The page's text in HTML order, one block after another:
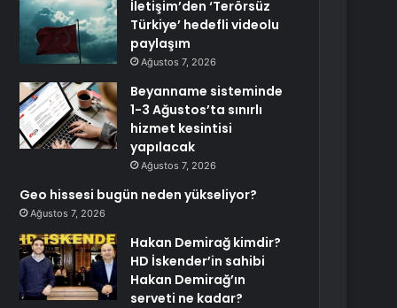
İletişim’den ‘Terörsüz
Türkiye’ hedefli videolu
paylaşım
Ağustos 7, 2026
Beyanname sisteminde
1-3 Ağustos’ta sınırlı
hizmet kesintisi
yapılacak
Ağustos 7, 2026
Geo hissesi bugün neden yükseliyor?
Ağustos 7, 2026
Hakan Demirağ kimdir?
HD İskender’in sahibi
Hakan Demirağ’ın
serveti ne kadar?